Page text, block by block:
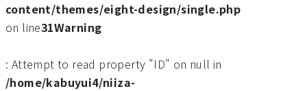
content/themes/eight-design/single.php
on line31Warning
: Attempt to read property "ID" on null in
/home/kabuyui4/niiza-